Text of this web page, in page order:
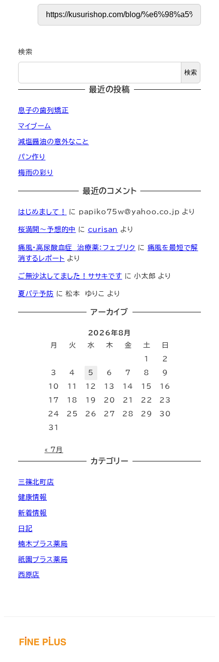
検索
検索
最近の投稿
息子の歯列矯正
マイブーム
減塩醤油の意外なこと
パン作り
梅雨の彩り
最近のコメント
はじめまして！ に papiko75w@yahoo.co.jp より
桜満開～予想的中 に curisan より
痛風・高尿酸血症 治療薬：フェブリク に 痛風を最短で解
消するレポート より
ご無沙汰してました！ササキです に小太郎 より
夏バテ予防 に松本 ゆりこ より
アーカイブ
2026年8月
月
火 水 木 金 土
日
1
2
3
4 5 6 7 8
9
10
11 12 13 14 15
16
17
18 19 20 21 22
23
24
25 26 27 28 29
30
31
« 7月
カテゴリー
三篠北町店
健康情報
新着情報
日記
楠木プラス薬局
祇園プラス薬局
西原店